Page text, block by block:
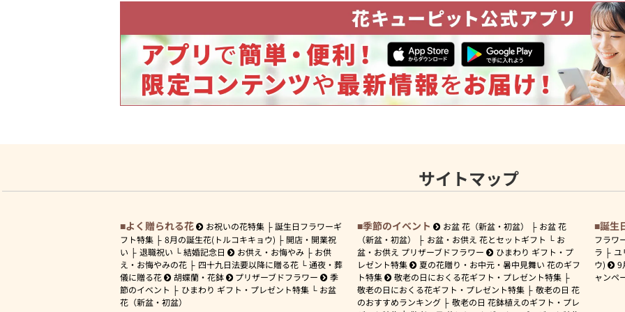
サイトマップ
よく贈られる花 お祝いの花特集
誕生日フラワーギ
フト特集
8月の誕生花(トルコキキョウ)
開店・開業祝
い
退職祝い 結婚記念日 お供え・お悔やみ
お供
え・お悔やみの花
四十九日法要以降に贈る花
通夜・葬
儀に贈る花
胡蝶蘭・花鉢 プリザーブドフラワー
季
節のイベント
ひまわり ギフト・プレゼント特集
お盆
花（新盆・初盆）
季節のイベント お盆 花（新盆・初盆）
お盆 花
（新盆・初盆）
お盆・お供え 花とセットギフト
お
盆・お供え プリザーブドフラワー
ひまわり ギフト・プ
レゼント特集
夏の花贈り・お中元・暑中見舞い 花のギフ
ト特集
敬老の日におくる花ギフト・プレゼント特集
敬老の日におくる花ギフト・プレゼント特集
敬老の日 花
のおすすめランキング
敬老の日 花鉢植えのギフト・プレ
誕生
フラワ
ラ
ユ
ウ)
9
ャンペ